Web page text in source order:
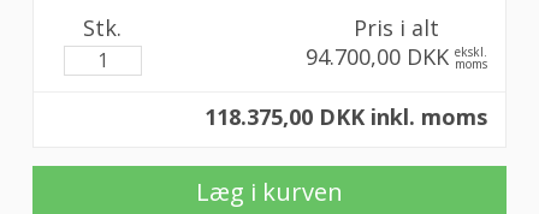
Stk.
Pris i alt
94.700,00 DKK ekskl.
moms
118.375,00 DKK inkl. moms
Læg i kurven